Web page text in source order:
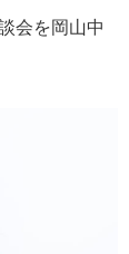
会を岡山中